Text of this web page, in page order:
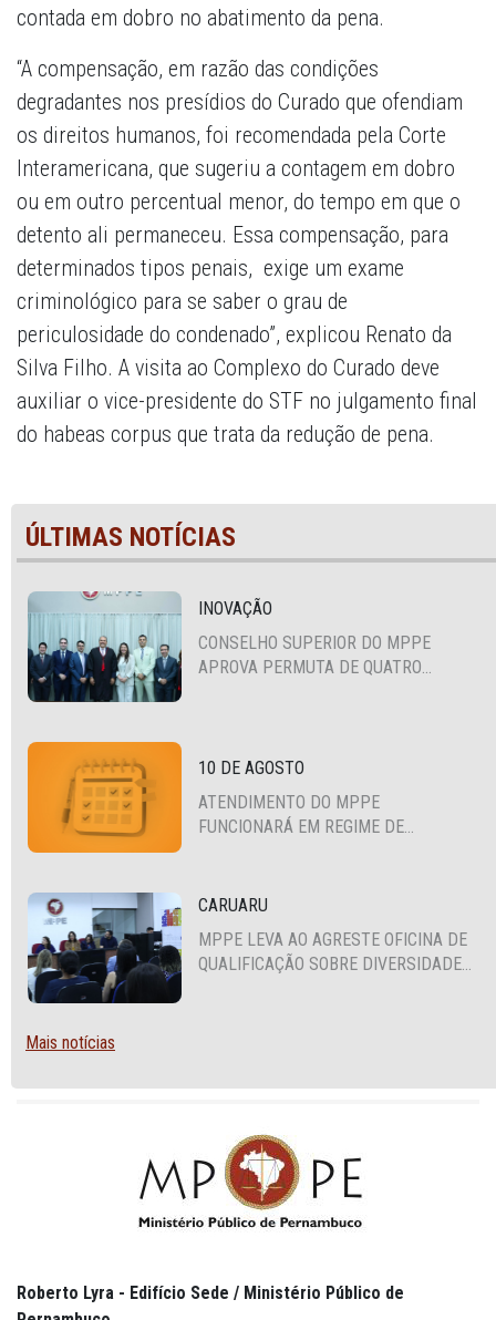
contada em dobro no abatimento da pena.
“A compensação, em razão das condições
degradantes nos presídios do Curado que ofendiam
os direitos humanos, foi recomendada pela Corte
Interamericana, que sugeriu a contagem em dobro
ou em outro percentual menor, do tempo em que o
detento ali permaneceu. Essa compensação, para
determinados tipos penais, exige um exame
criminológico para se saber o grau de
periculosidade do condenado”, explicou Renato da
Silva Filho. A visita ao Complexo do Curado deve
auxiliar o vice-presidente do STF no julgamento final
do habeas corpus que trata da redução de pena.
ÚLTIMAS NOTÍCIAS
INOVAÇÃO
CONSELHO SUPERIOR DO MPPE
APROVA PERMUTA DE QUATRO
10 DE AGOSTO
ATENDIMENTO DO MPPE
FUNCIONARÁ EM REGIME DE
CARUARU
MPPE LEVA AO AGRESTE OFICINA DE
QUALIFICAÇÃO SOBRE DIVERSIDADE
Mais notícias
Roberto Lyra - Edifício Sede / Ministério Público de